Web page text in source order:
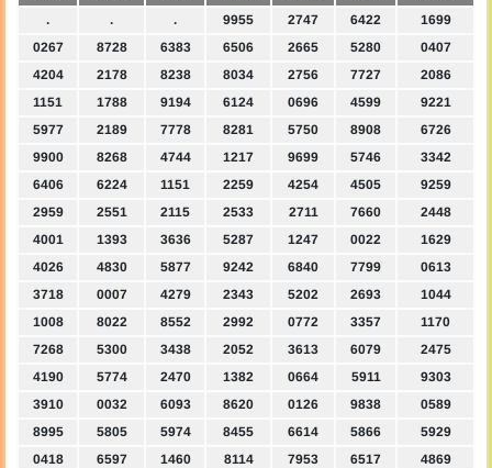
. . . 9955 2747 6422
1699
0267
8728 6383 6506 2665 5280
0407
4204
2178 8238 8034 2756 7727
2086
1151
1788 9194 6124 0696 4599
9221
5977
2189 7778 8281 5750 8908
6726
9900
8268 4744 1217 9699 5746
3342
6406
6224 1151 2259 4254 4505
9259
2959
2551 2115 2533 2711 7660
2448
4001
1393 3636 5287 1247 0022
1629
4026
4830 5877 9242 6840 7799
0613
3718
0007 4279 2343 5202 2693
1044
1008
8022 8552 2992 0772 3357
1170
7268
5300 3438 2052 3613 6079
2475
4190
5774 2470 1382 0664 5911
9303
3910
0032 6093 8620 0126 9838
0589
8995
5805 5974 8455 6614 5866
5929
0418
6597 1460 8114 7953 6517
4869